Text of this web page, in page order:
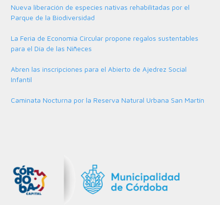
Nueva liberación de especies nativas rehabilitadas por el
Parque de la Biodiversidad
La Feria de Economía Circular propone regalos sustentables
para el Día de las Niñeces
Abren las inscripciones para el Abierto de Ajedrez Social
Infantil
Caminata Nocturna por la Reserva Natural Urbana San Martín